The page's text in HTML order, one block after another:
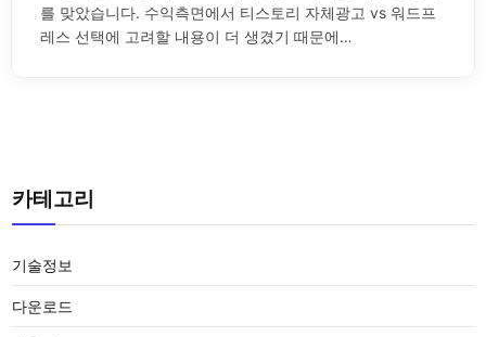
를 맞았습니다. 수익측면에서 티스토리 자체광고 vs 워드프
레스 선택에 고려할 내용이 더 생겼기 때문에…
카테고리
기술정보
다운로드